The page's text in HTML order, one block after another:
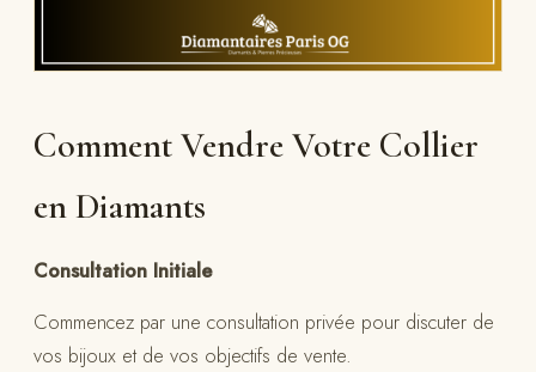
Comment Vendre Votre Collier
en Diamants
Consultation Initiale
Commencez par une consultation privée pour discuter de
vos bijoux et de vos objectifs de vente.